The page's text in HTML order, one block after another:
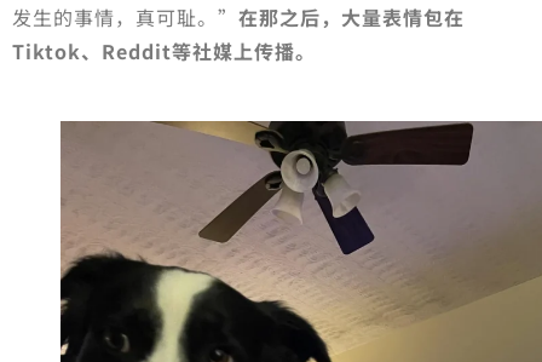
发生的事情，真可耻。” 在那之后，大量表情包在
Tiktok、Reddit等社媒上传播。